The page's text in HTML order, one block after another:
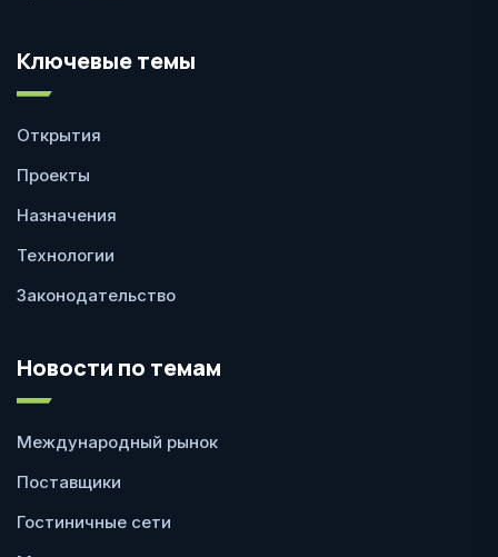
Ключевые темы
Открытия
Проекты
Назначения
Технологии
Законодательство
Новости по темам
Международный рынок
Поставщики
Гостиничные сети